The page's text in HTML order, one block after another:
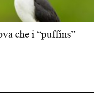
che i “puffins”